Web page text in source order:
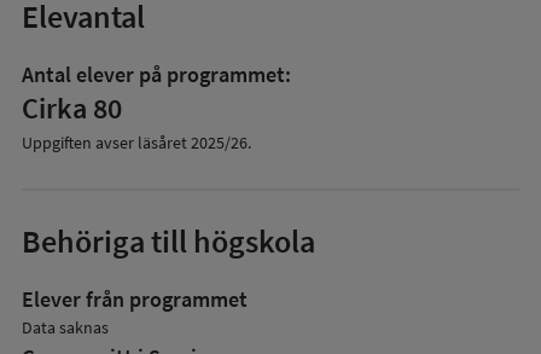
Elevantal
Antal elever på programmet:
Cirka 80
Uppgiften avser läsåret2025/26.
Behöriga till högskola
Elever från programmet
Data saknas